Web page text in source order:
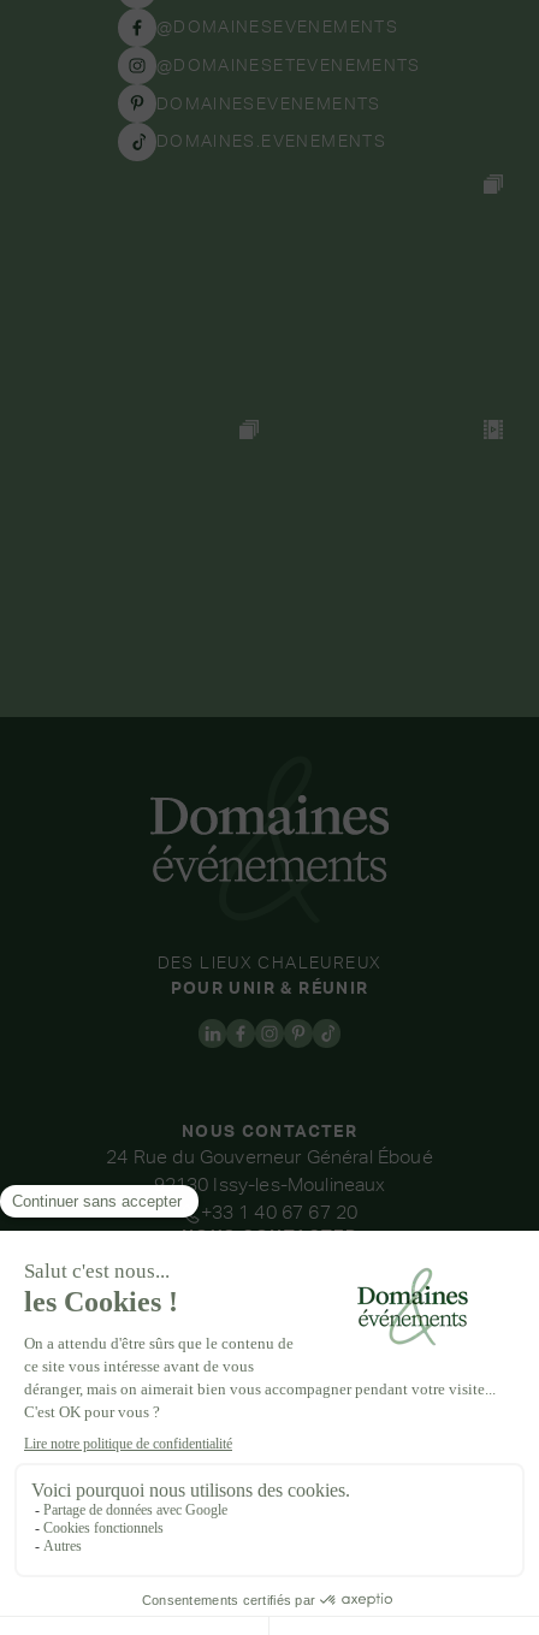
@DOMAINESEVENEMENTS
@DOMAINESETEVENEMENTS
DOMAINESEVENEMENTS
DOMAINES.EVENEMENTS
NOUS CONTACTER
24 Rue du Gouverneur Général Éboué
92130 Issy-les-Moulineaux
+33 1 40 67 67 20
NOUS CONTACTER
DES LIEUX CHALEUREUX
POUR UNIR & RÉUNIR
NOS LIEUX
DOMAINE DE LA THIBAUDIÈRE
DOMAINE DE LA ROCHE COULOIR
DOMAINE DE VAUJOLY
DOMAINE DES BARRENQUES
DOMAINE DE LA VIVANDE
DOMAINE DE LA HUGUENOTERIE
MENTIONS LÉGALES